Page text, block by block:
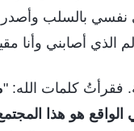
نفسي بالسلب
الذي أصابني وأنا
فقرأتُ كلمات الله: "
هو هذا